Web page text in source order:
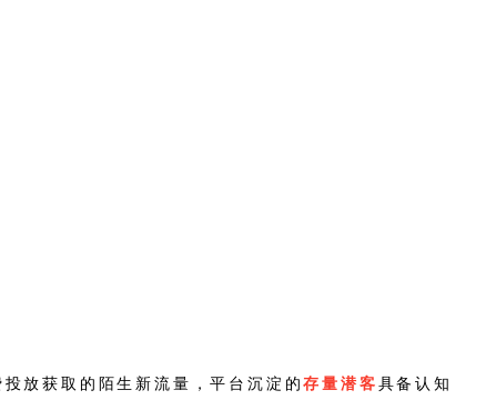
放获取的陌生新流量，平台沉淀的存量潜客 具备认知